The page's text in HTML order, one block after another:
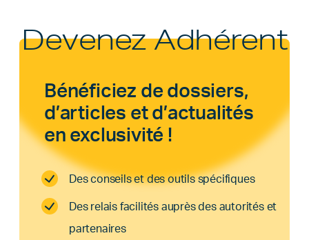
Devenez Adhérent
Bénéficiez de dossiers,
d’articles et d’actualités
en exclusivité !
Des conseils et des outils spécifiques
Des relais facilités auprès des autorités et
partenaires